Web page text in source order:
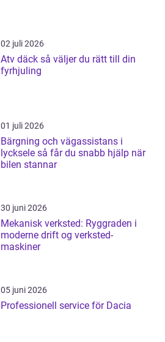
02 juli 2026
Atv däck så väljer du rätt till din
fyrhjuling
01 juli 2026
Bärgning och vägassistans i
lycksele så får du snabb hjälp när
bilen stannar
30 juni 2026
Mekanisk verksted: Ryggraden i
moderne drift og verksted-
maskiner
05 juni 2026
Professionell service för Dacia